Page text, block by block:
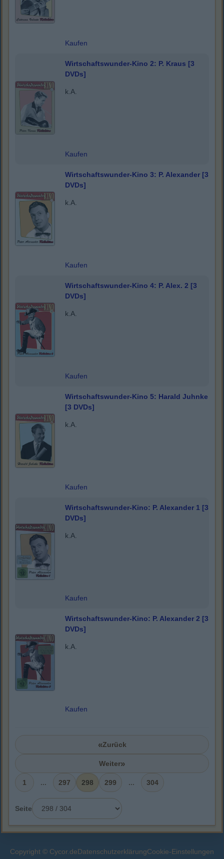
Kaufen
Wirtschaftswunder-Kino 2: P. Kraus [3
DVDs]
k.A.
Kaufen
Wirtschaftswunder-Kino 3: P. Alexander [3
DVDs]
k.A.
Kaufen
Wirtschaftswunder-Kino 4: P. Alex. 2 [3
DVDs]
k.A.
Kaufen
Wirtschaftswunder-Kino 5: Harald Juhnke
[3 DVDs]
k.A.
Kaufen
Wirtschaftswunder-Kino: P. Alexander 1 [3
DVDs]
k.A.
Kaufen
Wirtschaftswunder-Kino: P. Alexander 2 [3
DVDs]
k.A.
Kaufen
«Zurück
1 ... 297 298 299 ... 304
Weiter»
Seite
Copyright © Cycor.deDatenschutzerklärungCookie-Einstellungen